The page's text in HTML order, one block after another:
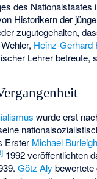
des
Historikern der
zugutegehalten,
Heinz-Gerhard
Lehrer betreute,
wurde erst
Erster Michael Burleigh
] 1992 veröffentlichten
Götz Aly bewertete